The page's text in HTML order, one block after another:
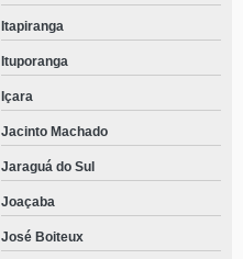
Itapiranga
Ituporanga
Içara
Jacinto Machado
Jaraguá do Sul
Joaçaba
José Boiteux